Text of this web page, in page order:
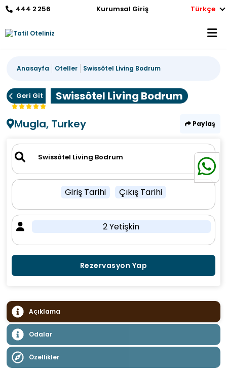
444 2 256 Kurumsal Giriş Türkçe
Anasayfa Oteller Swissôtel Living Bodrum
Geri Git
Swissôtel Living Bodrum
Mugla, Turkey
Paylaş
Giriş Tarihi Çıkış Tarihi
2 Yetişkin
Rezervasyon Yap
Açıklama
Odalar
Özellikler